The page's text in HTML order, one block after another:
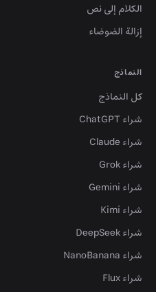
الكلام إلى نص
إزالة الضوضاء
النماذج
كل النماذج
شراء ChatGPT
شراء Claude
شراء Grok
شراء Gemini
شراء Kimi
شراء DeepSeek
شراء NanoBanana
شراء Flux